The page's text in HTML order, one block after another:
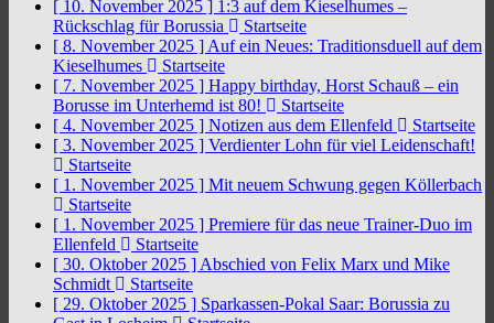
[ 10. November 2025 ] 1:3 auf dem Kieselhumes –
Rückschlag für Borussia
Startseite
[ 8. November 2025 ] Auf ein Neues: Traditionsduell auf dem
Kieselhumes
Startseite
[ 7. November 2025 ] Happy birthday, Horst Schauß – ein
Borusse im Unterhemd ist 80!
Startseite
[ 4. November 2025 ] Notizen aus dem Ellenfeld
Startseite
[ 3. November 2025 ] Verdienter Lohn für viel Leidenschaft!
Startseite
[ 1. November 2025 ] Mit neuem Schwung gegen Köllerbach
Startseite
[ 1. November 2025 ] Premiere für das neue Trainer-Duo im
Ellenfeld
Startseite
[ 30. Oktober 2025 ] Abschied von Felix Marx und Mike
Schmidt
Startseite
[ 29. Oktober 2025 ] Sparkassen-Pokal Saar: Borussia zu